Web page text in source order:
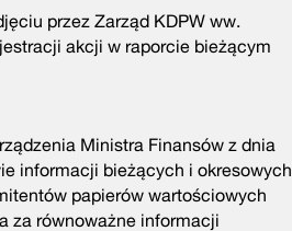
przez Zarząd KDPW ww.
akcji w raporcie bieżącym
Ministra Finansów z dnia
informacji bieżących i okresowych
papierów wartościowych
za równoważne informacji